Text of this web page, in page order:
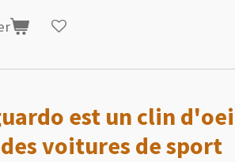
est un clin
voitures de sport